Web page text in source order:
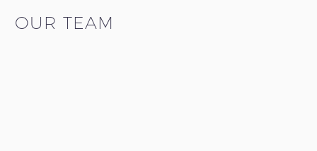
OUR TEAM